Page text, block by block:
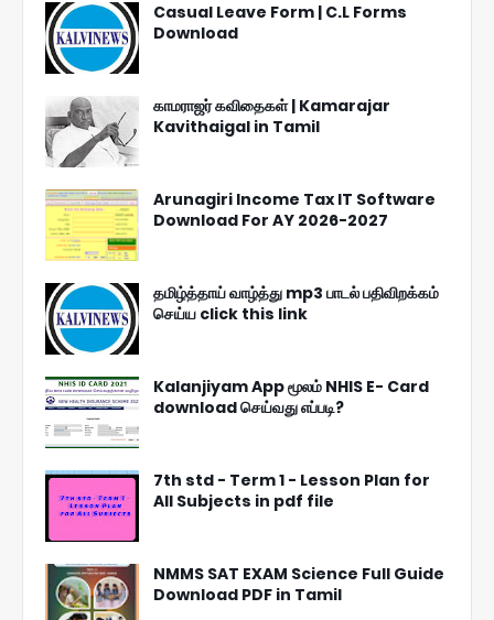
Casual Leave Form | C.L Forms
Download
காமராஜர் கவிதைகள் | Kamarajar
Kavithaigal in Tamil
Arunagiri Income Tax IT Software
Download For AY 2026-2027
தமிழ்த்தாய் வாழ்த்து mp3 பாடல் பதிவிறக்கம்
செய்ய click this link
Kalanjiyam App மூலம் NHIS E- Card
download செய்வது எப்படி?
7th std - Term 1 - Lesson Plan for
All Subjects in pdf file
NMMS SAT EXAM Science Full Guide
Download PDF in Tamil